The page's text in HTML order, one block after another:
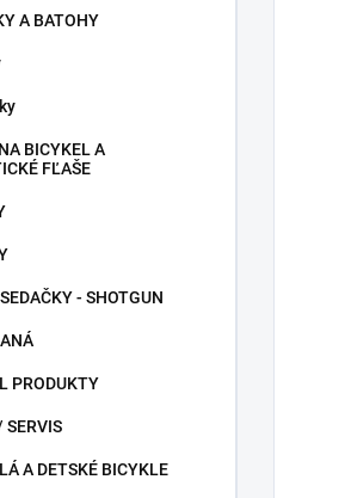
A BATOHY
BICYKEL A
FĽAŠE
- SHOTGUN
PRODUKTY
SERVIS
A DETSKÉ BICYKLE